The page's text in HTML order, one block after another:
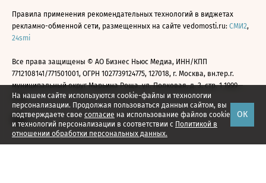
На нашем сайте используются cookie-файлы и технологии
персонализации. Продолжая пользоваться данным сайтом, вы
подтверждаете свое согласие на использование файлов cookie
и технологий персонализации в соответствии с Политикой в
отношении обработки персональных данных.
ОК
Правила применения рекомендательных технологий в виджетах
рекламно-обменной сети, размещенных на сайте vedomosti.ru: СМИ2,
24smi
Все права защищены © АО Бизнес Ньюс Медиа, ИНН/КПП
7712108141/771501001, ОГРН 1027739124775, 127018, г. Москва, вн.тер.г.
муниципальный округ Марьина Роща, ул. Полковая, д. 3, стр. 1 1999—
2026